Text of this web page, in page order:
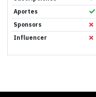
Aportes
Sponsors
Influencer